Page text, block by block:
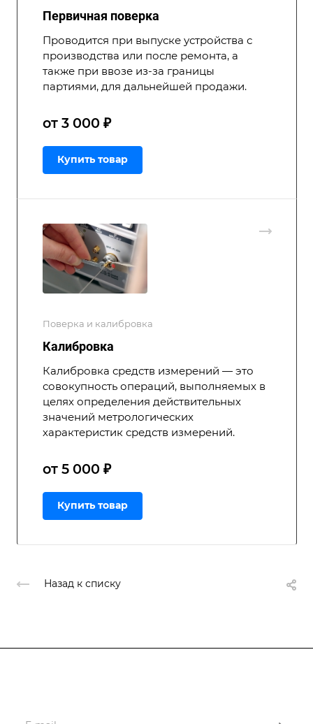
Первичная поверка
Проводится при выпуске устройства с
производства или после ремонта, а
также при ввозе из-за границы
партиями, для дальнейшей продажи.
от 3 000 ₽
Купить товар
Поверка и калибровка
Калибровка
Калибровка средств измерений — это
совокупность операций, выполняемых в
целях определения действительных
значений метрологических
характеристик средств измерений.
от 5 000 ₽
Купить товар
Назад к списку